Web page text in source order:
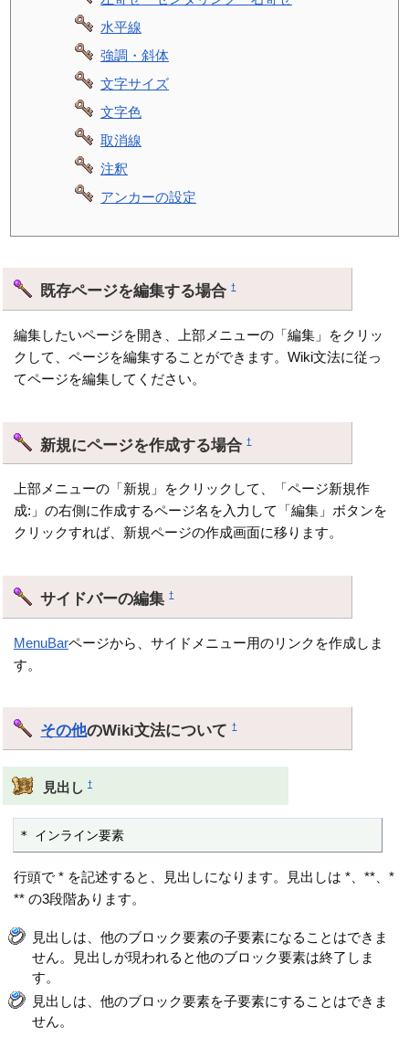
水平線
強調・斜体
文字サイズ
文字色
取消線
注釈
アンカーの設定
既存ページを編集する場合†
編集したいページを開き、上部メニューの「編集」をクリッ
クして、ページを編集することができます。Wiki文法に従っ
てページを編集してください。
新規にページを作成する場合†
上部メニューの「新規」をクリックして、「ページ新規作
成:」の右側に作成するページ名を入力して「編集」ボタンを
クリックすれば、新規ページの作成画面に移ります。
サイドバーの編集†
MenuBarページから、サイドメニュー用のリンクを作成しま
す。
その他のWiki文法について†
見出し †
* インライン要素
行頭で * を記述すると、見出しになります。見出しは *、**、*
** の3段階あります。
見出しは、他のブロック要素の子要素になることはできま
せん。見出しが現われると他のブロック要素は終了しま
す。
見出しは、他のブロック要素を子要素にすることはできま
せん。